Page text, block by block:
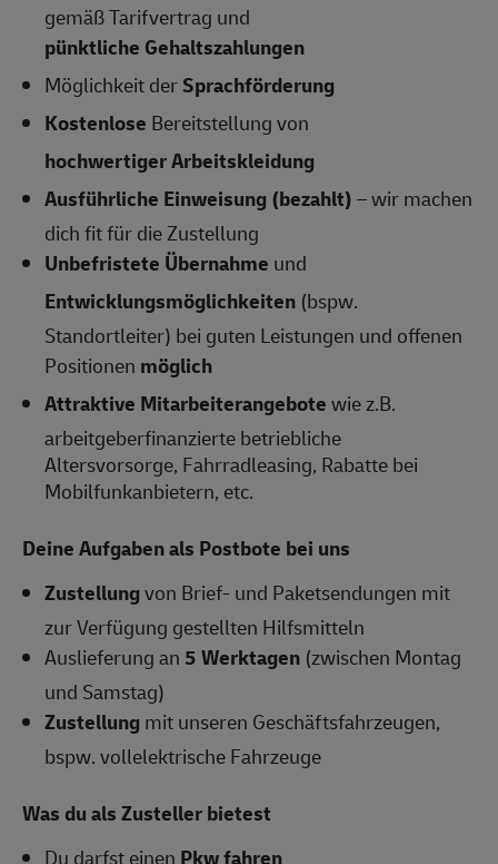
gemäß Tarifvertrag und
pünktliche Gehaltszahlungen
Möglichkeit derSprachförderung
Kostenlose Bereitstellung von
hochwertiger Arbeitskleidung
Ausführliche Einweisung (bezahlt)– wir machen
dich fit für die Zustellung
Unbefristete Übernahme und
Entwicklungsmöglichkeiten (bspw.
Standortleiter) bei guten Leistungen und offenen
Positionen möglich
Attraktive Mitarbeiterangebotewie z.B.
arbeitgeberfinanzierte betriebliche
Altersvorsorge, Fahrradleasing, Rabatte bei
Mobilfunkanbietern, etc.
Deine Aufgaben als Postbote bei uns
Zustellungvon Brief- und Paketsendungen mit
zur Verfügung gestellten Hilfsmitteln
Auslieferung an5 Werktagen (zwischen Montag
und Samstag)
Zustellungmit unseren Geschäftsfahrzeugen,
bspw. vollelektrische Fahrzeuge
Was du als Zusteller bietest
Du darfst einen Pkw fahren